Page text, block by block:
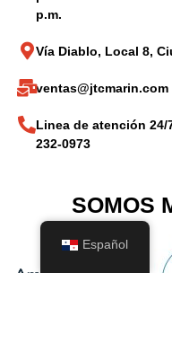
p.m.
Vía Diablo, Local 8,
ventas@jtcmarin.com
Linea de atención 24/
232-0973
SOMOS
Español